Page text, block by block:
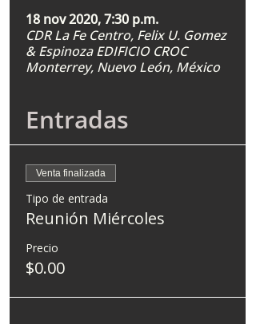
18 nov 2020, 7:30 p.m.
CDR La Fe Centro, Felix U. Gomez
& Espinoza EDIFICIO CROC
Monterrey, Nuevo León, México
Entradas
Venta finalizada
Tipo de entrada
Reunión Miércoles
Precio
$0.00